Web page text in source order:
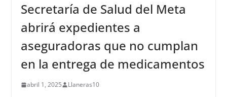
Secretaría de Salud del Meta
abrirá expedientes a
aseguradoras que no cumplan
en la entrega de medicamentos
abril 1, 2025 Llaneras10